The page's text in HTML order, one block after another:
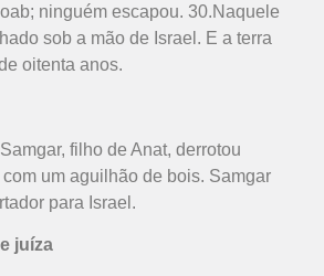
ninguém escapou. 30.Naquele
sob a mão de Israel. E a terra
oitenta anos.
filho de Anat, derrotou
um aguilhão de bois. Samgar
para Israel.
juíza